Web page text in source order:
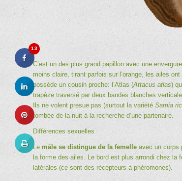
C’est un des plus grand papillon avec une
moins claire, tirant parfois sur l’orange, les ailes
possède un cousin proche: l’Atlas (Attacus atlas)
trapèze traversé par deux bandes blanches
Ils ne volent presue pas (surtout la variété Samia
tombée de la nuit à la recherche d’une partenaire.
Différences sexuelles
Le mâle se distingue de la femelle avec un corps
la forme des ailes. Le bord est plus arrondi chez
latérales (ce sont des récepteurs à phéromones).
13